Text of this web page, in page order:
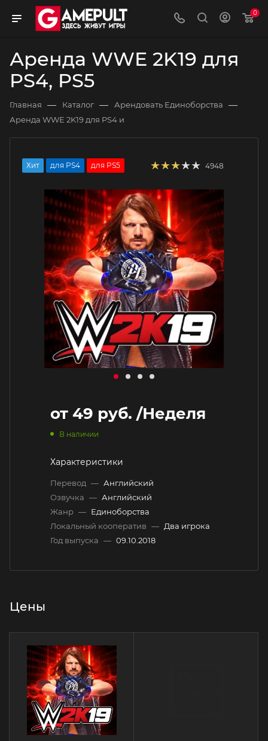
0
Аренда WWE 2K19 для
PS4, PS5
Главная — Каталог — Арендовать Единоборства —
Аренда WWE 2K19 для PS4 и
Хит для PS4 для PS5 4948
от 49 руб. /Неделя
В наличии
Характеристики
Перевод — Английский
Озвучка — Английский
Жанр — Единоборства
Локальный кооператив — Два игрока
Год выпуска — 09.10.2018
Цены